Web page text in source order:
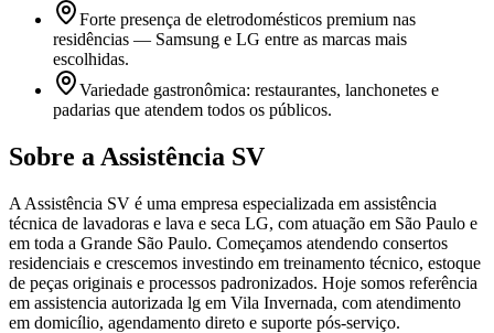
Forte presença de eletrodomésticos premium nas
residências — Samsung e LG entre as marcas mais
escolhidas.
Variedade gastronômica: restaurantes, lanchonetes e
padarias que atendem todos os públicos.
Sobre a Assistência SV
A Assistência SV é uma empresa especializada em assistência
técnica de lavadoras e lava e seca LG, com atuação em São Paulo e
em toda a Grande São Paulo. Começamos atendendo consertos
residenciais e crescemos investindo em treinamento técnico, estoque
de peças originais e processos padronizados. Hoje somos referência
em assistencia autorizada lg em Vila Invernada, com atendimento
em domicílio, agendamento direto e suporte pós-serviço.